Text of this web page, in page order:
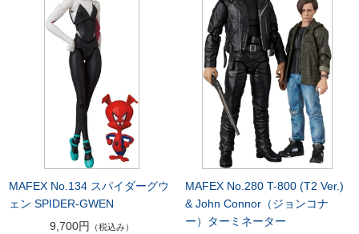
MAFEX No.134 スパイダーグウ
ェン SPIDER-GWEN
9,700円
（税込み）
MAFEX No.280 T-800 (T2 Ver.)
& John Connor（ジョンコナ
ー）ターミネーター